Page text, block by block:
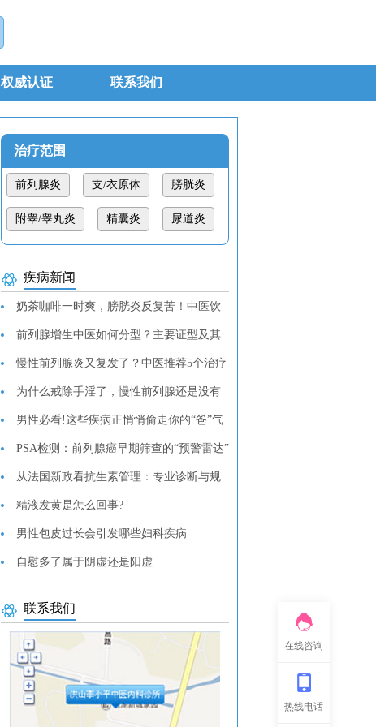
权威认证 联系我们
在线咨询
热线电话
治疗范围
前列腺炎 支/衣原体 膀胱炎
附睾/睾丸炎 精囊炎 尿道炎
疾病新闻
奶茶咖啡一时爽，膀胱炎反复苦！中医饮
食调理教你找回清爽！
前列腺增生中医如何分型？主要证型及其
诊断特征
慢性前列腺炎又复发了？中医推荐5个治疗
前列腺疾病的中药方剂
为什么戒除手淫了，慢性前列腺还是没有
好？男性必看!这些疾病正悄悄偷走你的“爸”气
PSA检测：前列腺癌早期筛查的“预警雷达”
从法国新政看抗生素管理：专业诊断与规
范使用的重要性
精液发黄是怎么回事?
男性包皮过长会引发哪些妇科疾病
自慰多了属于阴虚还是阳虚
联系我们